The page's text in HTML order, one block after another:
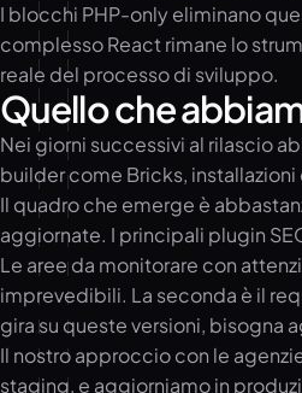
I blocchi PHP-only eliminano
complesso React rimane lo
reale del processo di sviluppo.
Quello che
Nei giorni successivi al rilascio
builder come Bricks,
Il quadro che emerge è
aggiornate. I principali plugin
Le aree da monitorare con
imprevedibili. La seconda è il
gira su queste versioni, bisogna
Il nostro approccio con le
staging, e aggiorniamo in